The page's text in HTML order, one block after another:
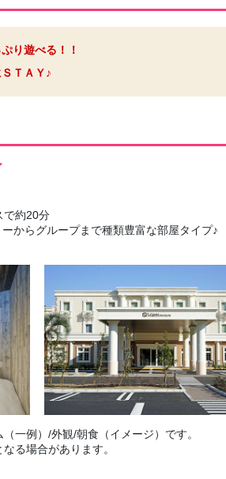
り遊べる！！
ＴＡＹ♪
で約20分
からグループまで種類豊富な部屋タイプ♪
一例）/外観/朝食（イメージ）です。
る場合があります。